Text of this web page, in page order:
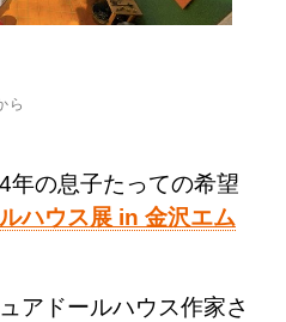
ら
年の息子たっての希望
ハウス展 in 金沢エム
アドールハウス作家さ